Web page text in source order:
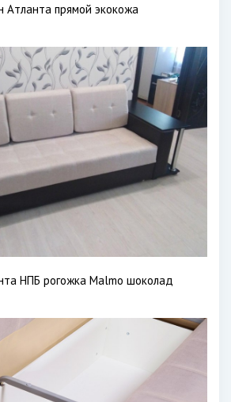
Атланта прямой экокожа
НПБ рогожка Malmo шоколад